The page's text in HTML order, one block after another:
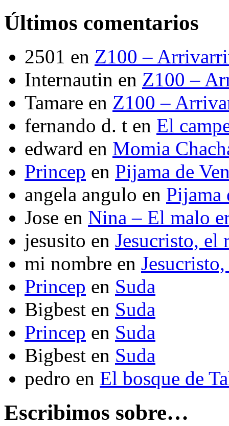
Últimos comentarios
2501 en Z100 –
Internautin en Z100 –
Tamare en Z100 –
fernando d. t en El
edward en Momia
Princep en Pijama de
angela angulo en Pijama
Jose en Nina – El malo
jesusito en Jesucristo, el
mi nombre en
Princep en Suda
Bigbest en Suda
Princep en Suda
Bigbest en Suda
pedro en El bosque de
Escribimos sobre…